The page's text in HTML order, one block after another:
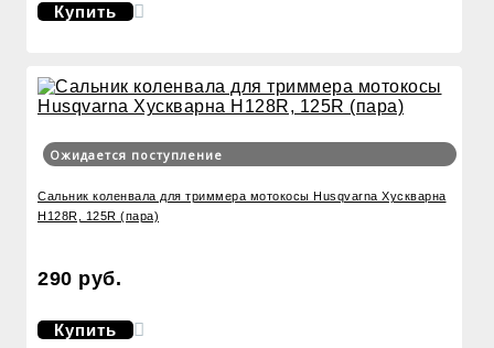
Купить
Ожидается поступление
Сальник коленвала для триммера мотокосы Husqvarna Хускварна
H128R, 125R (пара)
290 руб.
Купить